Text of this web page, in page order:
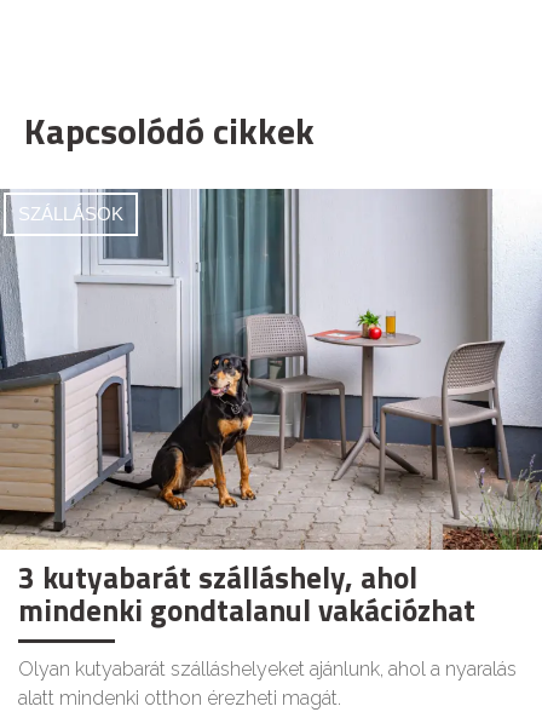
Kapcsolódó cikkek
SZÁLLÁSOK
3 kutyabarát szálláshely, ahol
mindenki gondtalanul vakációzhat
Olyan kutyabarát szálláshelyeket ajánlunk, ahol a nyaralás
alatt mindenki otthon érezheti magát.